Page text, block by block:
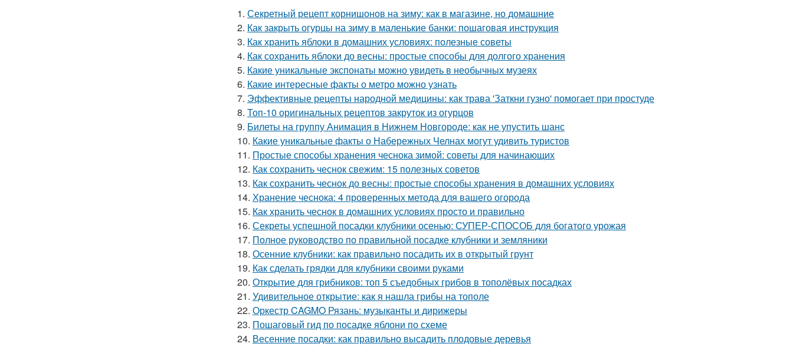
1. Секретный рецепт корнишонов на зиму: как в магазине, но домашние
2. Как закрыть огурцы на зиму в маленькие банки: пошаговая инструкция
3. Как хранить яблоки в домашних условиях: полезные советы
4. Как сохранить яблоки до весны: простые способы для долгого хранения
5. Какие уникальные экспонаты можно увидеть в необычных музеях
6. Какие интересные факты о метро можно узнать
7. Эффективные рецепты народной медицины: как трава 'Заткни гузно' помогает при простуде
8. Топ-10 оригинальных рецептов закруток из огурцов
9. Билеты на группу Анимация в Нижнем Новгороде: как не упустить шанс
10. Какие уникальные факты о Набережных Челнах могут удивить туристов
11. Простые способы хранения чеснока зимой: советы для начинающих
12. Как сохранить чеснок свежим: 15 полезных советов
13. Как сохранить чеснок до весны: простые способы хранения в домашних условиях
14. Хранение чеснока: 4 проверенных метода для вашего огорода
15. Как хранить чеснок в домашних условиях просто и правильно
16. Секреты успешной посадки клубники осенью: СУПЕР-СПОСОБ для богатого урожая
17. Полное руководство по правильной посадке клубники и земляники
18. Осенние клубники: как правильно посадить их в открытый грунт
19. Как сделать грядки для клубники своими руками
20. Открытие для грибников: топ 5 съедобных грибов в тополёвых посадках
21. Удивительное открытие: как я нашла грибы на тополе
22. Оркестр CAGMO Рязань: музыканты и дирижеры
23. Пошаговый гид по посадке яблони по схеме
24. Весенние посадки: как правильно высадить плодовые деревья